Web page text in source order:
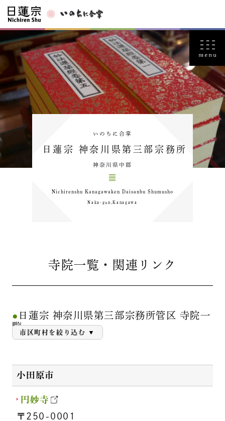
いのちに合掌
日蓮宗 神奈川県第三部宗務所
神奈川県中郡
Nichirenshu Kanagawaken Daisanbu Shumusho
Naka-gun,Kanagawa
寺院一覧・関連リンク
日蓮宗 神奈川県第三部宗務所管区 寺院一
覧
市区町村を絞り込む
小田原市
円妙寺
〒250-0001